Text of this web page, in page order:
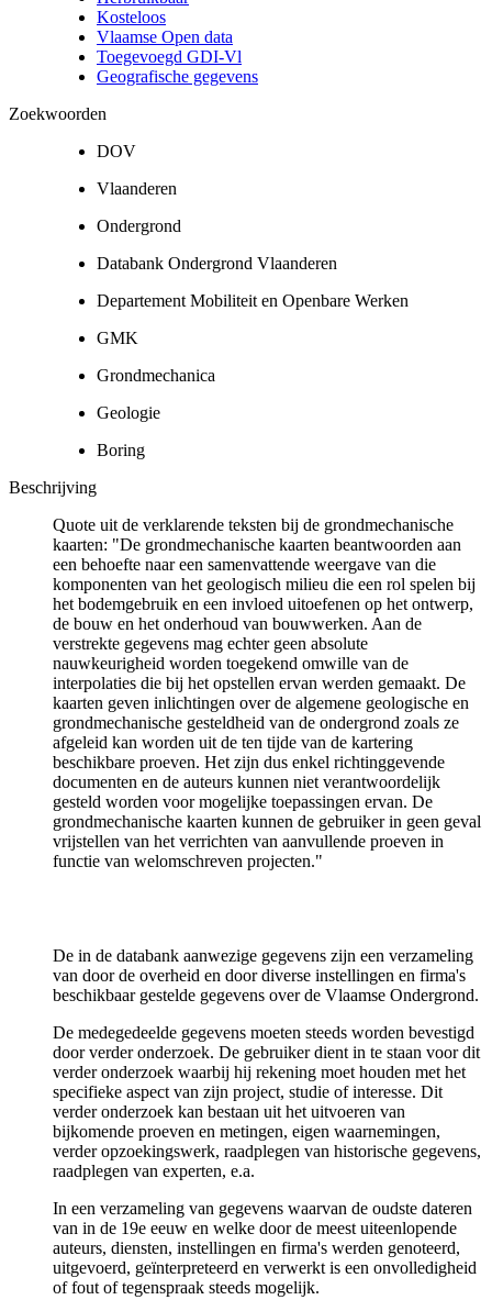
Kosteloos
Vlaamse Open data
Toegevoegd GDI-Vl
Geografische gegevens
Zoekwoorden
DOV
Vlaanderen
Ondergrond
Databank Ondergrond Vlaanderen
Departement Mobiliteit en Openbare Werken
GMK
Grondmechanica
Geologie
Boring
Beschrijving
Quote uit de verklarende teksten bij de grondmechanische
kaarten: "De grondmechanische kaarten beantwoorden aan
een behoefte naar een samenvattende weergave van die
komponenten van het geologisch milieu die een rol spelen bij
het bodemgebruik en een invloed uitoefenen op het ontwerp,
de bouw en het onderhoud van bouwwerken. Aan de
verstrekte gegevens mag echter geen absolute
nauwkeurigheid worden toegekend omwille van de
interpolaties die bij het opstellen ervan werden gemaakt. De
kaarten geven inlichtingen over de algemene geologische en
grondmechanische gesteldheid van de ondergrond zoals ze
afgeleid kan worden uit de ten tijde van de kartering
beschikbare proeven. Het zijn dus enkel richtinggevende
documenten en de auteurs kunnen niet verantwoordelijk
gesteld worden voor mogelijke toepassingen ervan. De
grondmechanische kaarten kunnen de gebruiker in geen geval
vrijstellen van het verrichten van aanvullende proeven in
functie van welomschreven projecten."
De in de databank aanwezige gegevens zijn een verzameling
van door de overheid en door diverse instellingen en firma's
beschikbaar gestelde gegevens over de Vlaamse Ondergrond.
De medegedeelde gegevens moeten steeds worden bevestigd
door verder onderzoek. De gebruiker dient in te staan voor dit
verder onderzoek waarbij hij rekening moet houden met het
specifieke aspect van zijn project, studie of interesse. Dit
verder onderzoek kan bestaan uit het uitvoeren van
bijkomende proeven en metingen, eigen waarnemingen,
verder opzoekingswerk, raadplegen van historische gegevens,
raadplegen van experten, e.a.
In een verzameling van gegevens waarvan de oudste dateren
van in de 19e eeuw en welke door de meest uiteenlopende
auteurs, diensten, instellingen en firma's werden genoteerd,
uitgevoerd, geïnterpreteerd en verwerkt is een onvolledigheid
of fout of tegenspraak steeds mogelijk.